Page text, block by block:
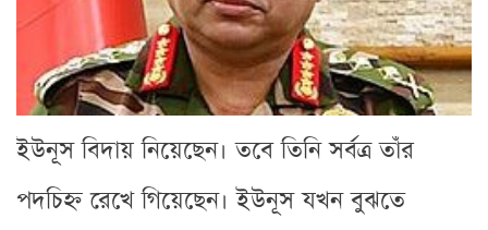
ইউনূস বিদায় নিয়েছেন। তবে তিনি সর্বত্র তাঁর
পদচিহ্ন রেখে গিয়েছেন। ইউনূস যখন বুঝতে